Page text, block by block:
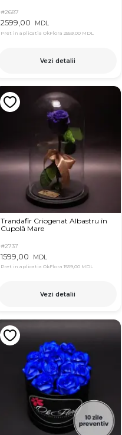
#2687
2599,00 MDL
Pret in aplicatia OkFlora 2559,00 MDL
Vezi detalii
Trandafir Criogenat Albastru în
Cupolă Mare
#2737
1599,00 MDL
Pret in aplicatia OkFlora 1559,00 MDL
Vezi detalii